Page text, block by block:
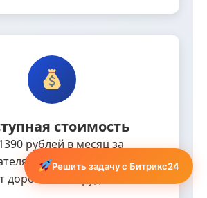
стоимость
рублей в месяц за
Работает в облаке, не
дорогого оборудования.
Решить задачу с Битрикс24